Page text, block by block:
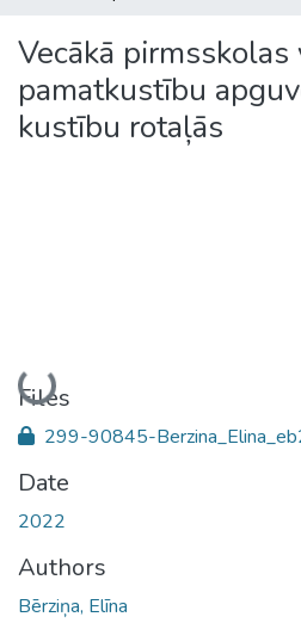
Vecākā
pamatkustību
kustību rotaļās
Loading...
Files
299-90845-
Date
2022
Authors
Bērziņa, Elīna